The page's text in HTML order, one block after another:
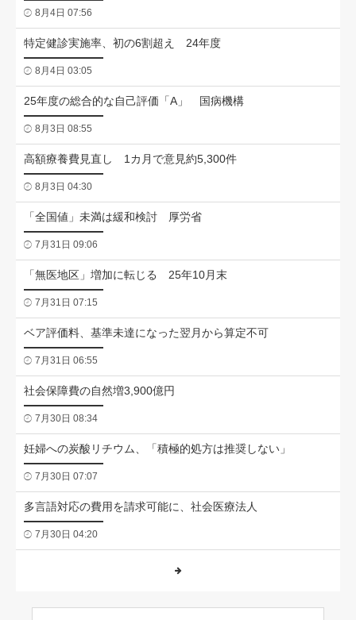
8月4日 07:56
特定健診実施率、初の6割超え 24年度
8月4日 03:05
25年度の総合的な自己評価「A」 国病機構
8月3日 08:55
高額療養費見直し 1カ月で意見約5,300件
8月3日 04:30
「全国値」未満は緩和検討 厚労省
7月31日 09:06
「無医地区」増加に転じる 25年10月末
7月31日 07:15
ベア評価料、基準未達になった翌月から算定不可
7月31日 06:55
社会保障費の自然増3,900億円
7月30日 08:34
妊婦への炭酸リチウム、「積極的処方は推奨しない」
7月30日 07:07
多言語対応の費用を請求可能に、社会医療法人
7月30日 04:20